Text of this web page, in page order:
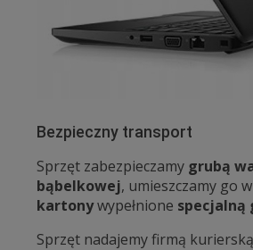
Bezpieczny transport
Sprzęt zabezpieczamy grubą
bąbelkowej, umieszczamy go w
kartonywypełnione specjalną
Sprzęt nadajemy firmą kurierską